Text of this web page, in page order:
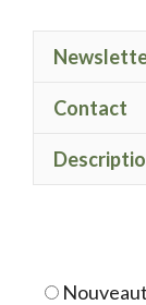
Contact